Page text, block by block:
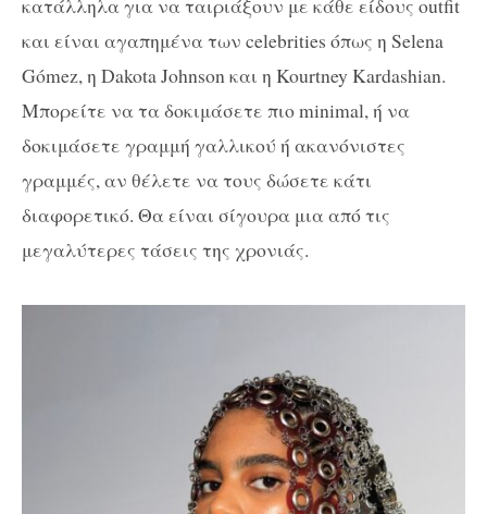
και είναι αγαπημένα των celebrities όπως η Selena
Gómez, η Dakota Johnson και η Kourtney Kardashian.
Μπορείτε να τα δοκιμάσετε πιο minimal, ή να
δοκιμάσετε γραμμή γαλλικού ή ακανόνιστες
γραμμές, αν θέλετε να τους δώσετε κάτι
διαφορετικό. Θα είναι σίγουρα μια από τις
μεγαλύτερες τάσεις της χρονιάς.